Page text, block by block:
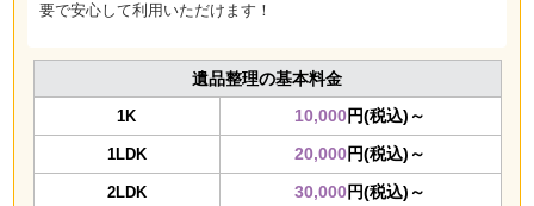
要で安心して利用いただけます！
遺品整理の基本料金
1K 10,000円(税込)～
1LDK 20,000円(税込)～
2LDK 30,000円(税込)～